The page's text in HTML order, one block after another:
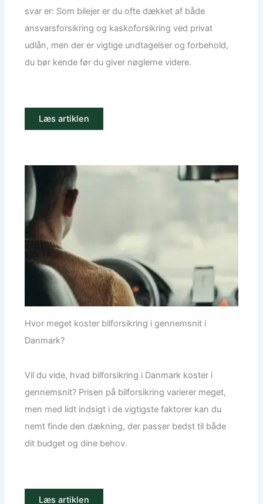
svar er: Som bilejer er du ofte dækket af både
ansvarsforsikring og kaskoforsikring ved privat
udlån, men der er vigtige undtagelser og forbehold,
du bør kende før du giver nøglerne videre.
Læs artiklen
Hvor meget koster bilforsikring i gennemsnit i
Danmark?
Vil du vide, hvad bilforsikring i Danmark koster i
gennemsnit? Prisen på bilforsikring varierer meget,
men med lidt indsigt i de vigtigste faktorer kan du
nemt finde den dækning, der passer bedst til både
dit budget og dine behov.
Læs artiklen